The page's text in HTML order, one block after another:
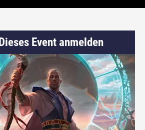
Dieses Event anmelden